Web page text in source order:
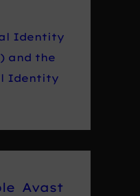
Identity
and the
Identity
Avast